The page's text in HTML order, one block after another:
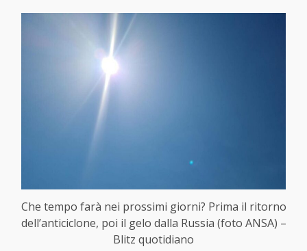
Che tempo farà nei prossimi giorni? Prima il ritorno
dell’anticiclone, poi il gelo dalla Russia (foto ANSA) –
Blitz quotidiano